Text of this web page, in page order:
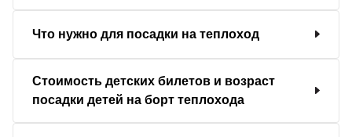
Что нужно для посадки на теплоход
Стоимость детских билетов и возраст
посадки детей на борт теплохода